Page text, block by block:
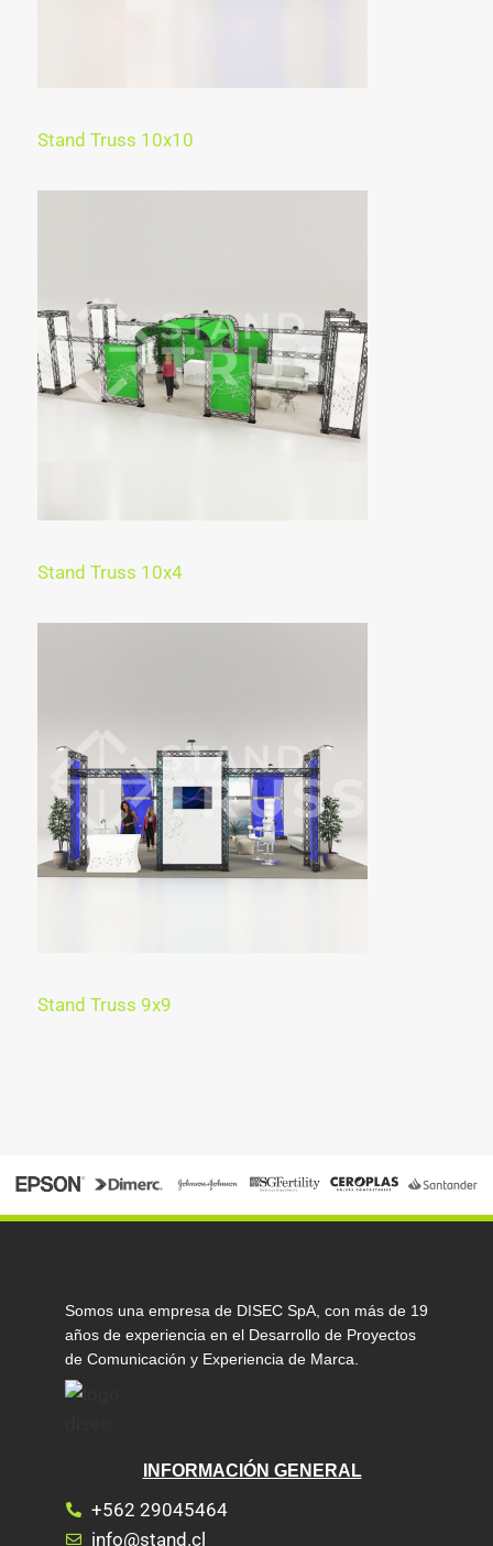
Stand Truss 10x10
Stand Truss 10x4
Stand Truss 9x9
Somos una empresa de DISEC SpA, con más de 19
años de experiencia en el Desarrollo de Proyectos
de Comunicación y Experiencia de Marca.
INFORMACIÓN GENERAL
+562 29045464
info@stand.cl